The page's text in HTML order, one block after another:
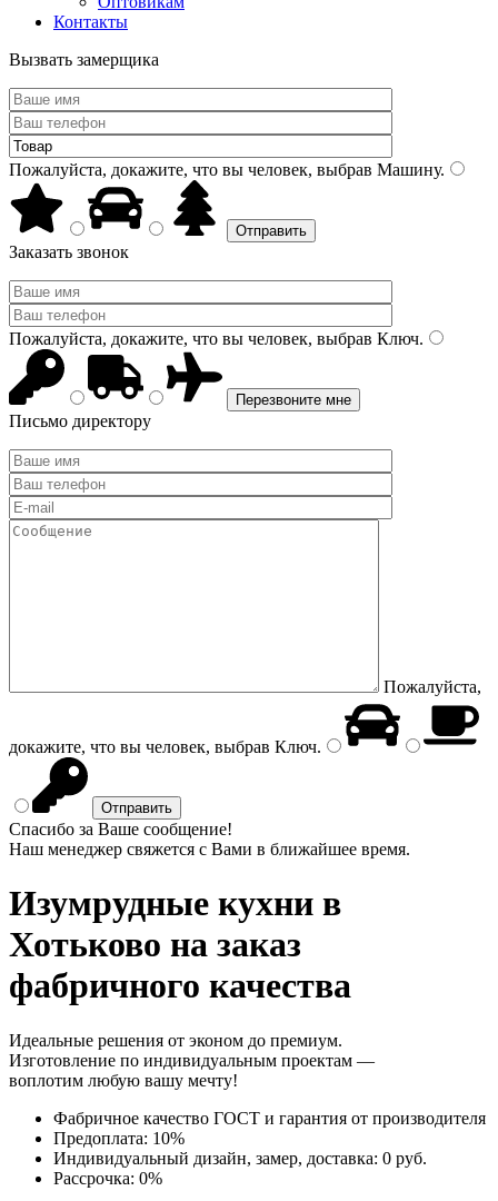
Контакты
Вызвать замерщика
Пожалуйста, докажите, что вы человек, выбрав Машину.
Заказать звонок
Пожалуйста, докажите, что вы человек, выбрав Ключ.
Письмо директору
Пожалуйста,
докажите, что вы человек, выбрав Ключ.
Спасибо за Ваше сообщение!
Наш менеджер свяжется с Вами в ближайшее время.
Изумрудные кухни в
Хотьково на заказ
фабричного качества
Идеальные решения от эконом до премиум.
Изготовление по индивидуальным проектам —
воплотим любую вашу мечту!
Фабричное качество ГОСТ и гарантия от производителя
Предоплата: 10%
Индивидуальный дизайн, замер, доставка: 0 руб.
Рассрочка: 0%